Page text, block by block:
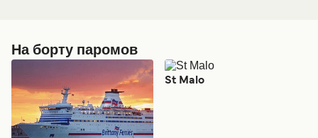
На борту паромов
St Malo